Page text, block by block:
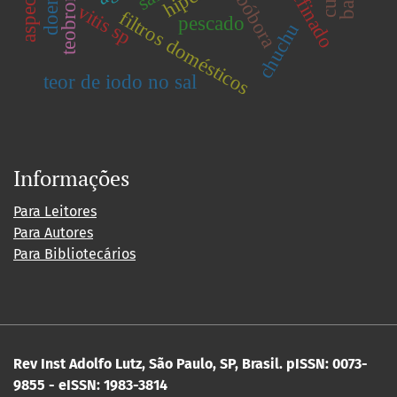
pescado
filtros domésticos
teor de iodo no sal
abóbora
chuchu
vitis sp
Informações
Para Leitores
Para Autores
Para Bibliotecários
Rev Inst Adolfo Lutz, São Paulo, SP, Brasil. pISSN: 0073-
9855 - eISSN: 1983-3814